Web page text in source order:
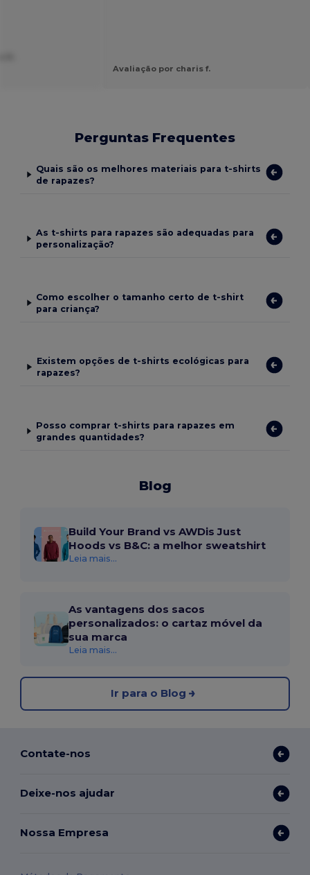
Avaliação por charis f.
Perguntas Frequentes
Quais são os melhores materiais para t-shirts
de rapazes?
As t-shirts para rapazes são adequadas para
personalização?
Como escolher o tamanho certo de t-shirt
para criança?
Existem opções de t-shirts ecológicas para
rapazes?
Posso comprar t-shirts para rapazes em
grandes quantidades?
Blog
Build Your Brand vs AWDis Just
Hoods vs B&C: a melhor sweatshirt
Leia mais...
As vantagens dos sacos
personalizados: o cartaz móvel da
sua marca
Leia mais...
Ir para o Blog
Contate-nos
Deixe-nos ajudar
Nossa Empresa